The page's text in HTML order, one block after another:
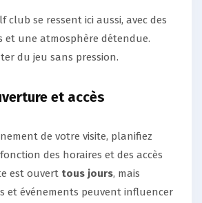
club se ressent ici aussi, avec des
et une atmosphère détendue.
du jeu sans pression.
et accès
de votre visite, planifiez
des horaires et des accès
est ouvert tous jours, mais
et événements peuvent influencer